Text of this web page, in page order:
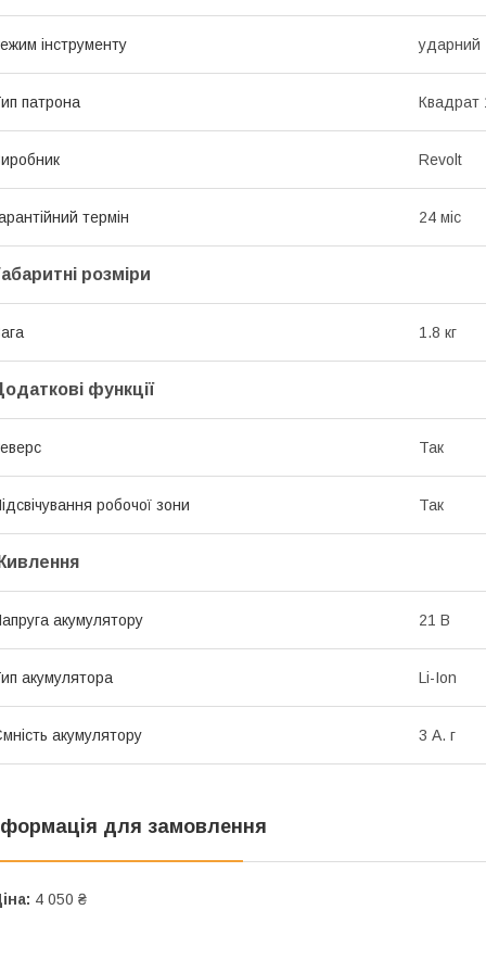
інструменту ударний
патрона Квадрат
Revolt
термін 24 міс
розміри
1.8 кг
функції
Так
робочої зони Так
акумулятору 21 В
акумулятора Li-Ion
акумулятору 3 А. г
для замовлення
4 050 ₴